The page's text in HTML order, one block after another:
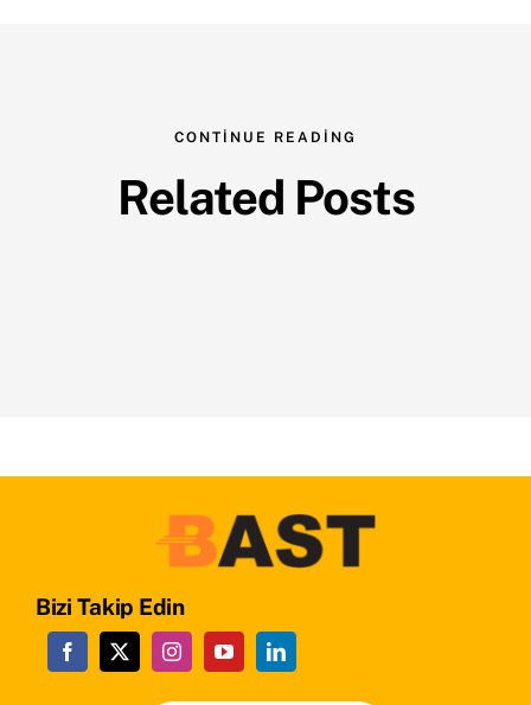
CONTINUE READING
Related Posts
Bizi Takip Edin